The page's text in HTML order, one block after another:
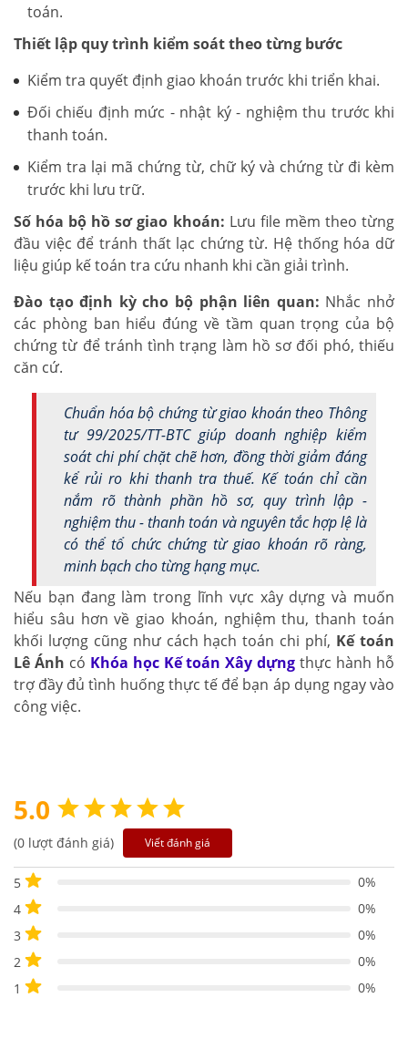
toán.
Thiết lập quy trình kiểm soát theo từng bước
Kiểm tra quyết định giao khoán trước khi triển khai.
Đối chiếu định mức - nhật ký - nghiệm thu trước khi
thanh toán.
Kiểm tra lại mã chứng từ, chữ ký và chứng từ đi kèm
trước khi lưu trữ.
Số hóa bộ hồ sơ giao khoán: Lưu file mềm theo từng
đầu việc để tránh thất lạc chứng từ. Hệ thống hóa dữ
liệu giúp kế toán tra cứu nhanh khi cần giải trình.
Đào tạo định kỳ cho bộ phận liên quan: Nhắc nhở
các phòng ban hiểu đúng về tầm quan trọng của bộ
chứng từ để tránh tình trạng làm hồ sơ đối phó, thiếu
căn cứ.
Chuẩn hóa bộ chứng từ giao khoán theo Thông
tư 99/2025/TT-BTC giúp doanh nghiệp kiểm
soát chi phí chặt chẽ hơn, đồng thời giảm đáng
kể rủi ro khi thanh tra thuế. Kế toán chỉ cần
nắm rõ thành phần hồ sơ, quy trình lập -
nghiệm thu - thanh toán và nguyên tắc hợp lệ là
có thể tổ chức chứng từ giao khoán rõ ràng,
minh bạch cho từng hạng mục.
Nếu bạn đang làm trong lĩnh vực xây dựng và muốn
hiểu sâu hơn về giao khoán, nghiệm thu, thanh toán
khối lượng cũng như cách hạch toán chi phí, Kế toán
Lê Ánh có Khóa học Kế toán Xây dựng thực hành hỗ
trợ đầy đủ tình huống thực tế để bạn áp dụng ngay vào
công việc.
5.0
(0 lượt đánh giá) Viết đánh giá
5
0%
4
0%
3
0%
2
0%
1
0%